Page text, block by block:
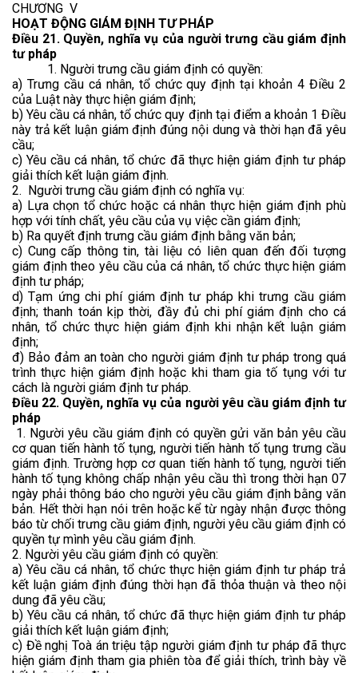
CHƯƠNG V
HOẠT ĐỘNG GIÁM ĐỊNH TƯ PHÁP
Điều 21. Quyền, nghĩa vụ của người trưng cầu giám định
tư pháp
1. Người trưng cầu giám định có quyền:
a) Trưng cầu cá nhân, tổ chức quy định tại khoản 4 Điều 2
của Luật này thực hiện giám định;
b) Yêu cầu cá nhân, tổ chức quy định tại điểm a khoản 1 Điều
này trả kết luận giám định đúng nội dung và thời hạn đã yêu
cầu;
c) Yêu cầu cá nhân, tổ chức đã thực hiện giám định tư pháp
giải thích kết luận giám định.
2. Người trưng cầu giám định có nghĩa vụ:
a) Lựa chọn tổ chức hoặc cá nhân thực hiện giám định phù
hợp với tính chất, yêu cầu của vụ việc cần giám định;
b) Ra quyết định trưng cầu giám định bằng văn bản;
c) Cung cấp thông tin, tài liệu có liên quan đến đối tượng
giám định theo yêu cầu của cá nhân, tổ chức thực hiện giám
định tư pháp;
d) Tạm ứng chi phí giám định tư pháp khi trưng cầu giám
định; thanh toán kịp thời, đầy đủ chi phí giám định cho cá
nhân, tổ chức thực hiện giám định khi nhận kết luận giám
định;
đ) Bảo đảm an toàn cho người giám định tư pháp trong quá
trình thực hiện giám định hoặc khi tham gia tố tụng với tư
cách là người giám định tư pháp.
Điều 22. Quyền, nghĩa vụ của người yêu cầu giám định tư
pháp
1. Người yêu cầu giám định có quyền gửi văn bản yêu cầu
cơ quan tiến hành tố tụng, người tiến hành tố tụng trưng cầu
giám định. Trường hợp cơ quan tiến hành tố tụng, người tiến
hành tố tụng không chấp nhận yêu cầu thì trong thời hạn 07
ngày phải thông báo cho người yêu cầu giám định bằng văn
bản. Hết thời hạn nói trên hoặc kể từ ngày nhận được thông
báo từ chối trưng cầu giám định, người yêu cầu giám định có
quyền tự mình yêu cầu giám định.
2. Người yêu cầu giám định có quyền:
a) Yêu cầu cá nhân, tổ chức thực hiện giám định tư pháp trả
kết luận giám định đúng thời hạn đã thỏa thuận và theo nội
dung đã yêu cầu;
b) Yêu cầu cá nhân, tổ chức đã thực hiện giám định tư pháp
giải thích kết luận giám định;
c) Đề nghị Toà án triệu tập người giám định tư pháp đã thực
hiện giám định tham gia phiên tòa để giải thích, trình bày về